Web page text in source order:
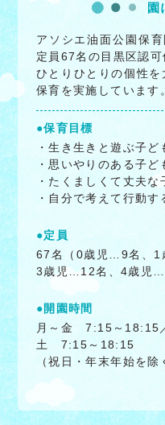
園
アソシエ油面公園保
定員67名の目黒区認可
ひとりひとりの個性
保育を実施しています
●保育目標
・生き生きと遊ぶ子ど
・思いやりのある子ど
・たくましくて丈夫な
・自分で考えて行動す
●定員
67名（0歳児…9名、
3歳児…12名、4歳児
●開園時間
月～金 7:15～18:15
土 7:15～18:15
（祝日・年末年始を除